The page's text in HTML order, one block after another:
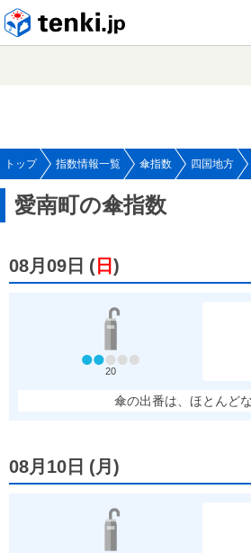
トップ 指数情報一覧 傘指数 四国地方
愛南町の傘指数
08月09日 ( 日 )
20
傘の出番は、ほとんど
08月10日 (月 )